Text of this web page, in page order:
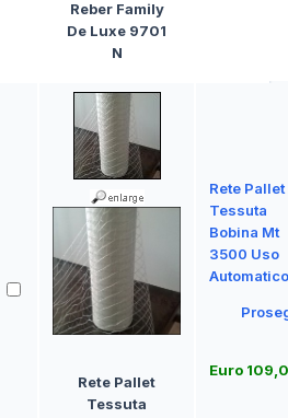
Reber Family
De Luxe 9701
N
Rete Pallet
Tessuta
Rete Pallet
Tessuta
Bobina Mt
3500 Uso
Automatico
Euro